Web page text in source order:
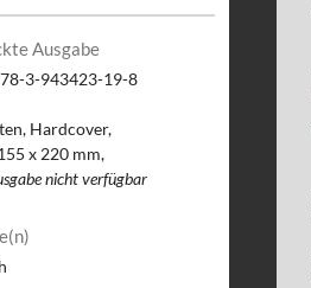
Ausgabe
3-943423-19-8
Hardcover,
x 220 mm,
nicht verfügbar